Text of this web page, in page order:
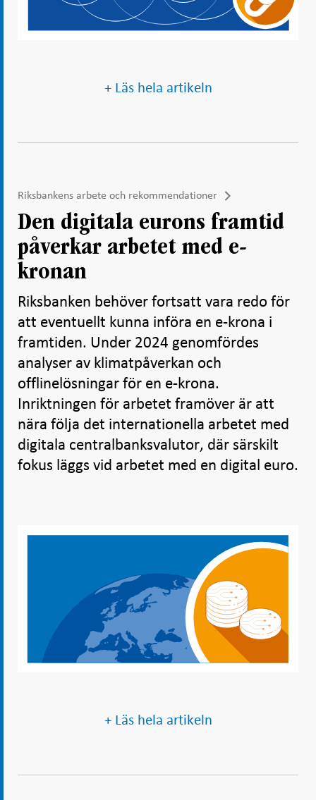
+ Läs hela artikeln
Riksbankens arbete och rekommendationer
Den digitala eurons framtid
påverkar arbetet med e-
kronan
Riksbanken behöver fortsatt vara redo för
att eventuellt kunna införa en e-krona i
framtiden. Under 2024 genomfördes
analyser av klimatpåverkan och
offlinelösningar för en e-krona.
Inriktningen för arbetet framöver är att
nära följa det internationella arbetet med
digitala centralbanksvalutor, där särskilt
fokus läggs vid arbetet med en digital euro.
+ Läs hela artikeln